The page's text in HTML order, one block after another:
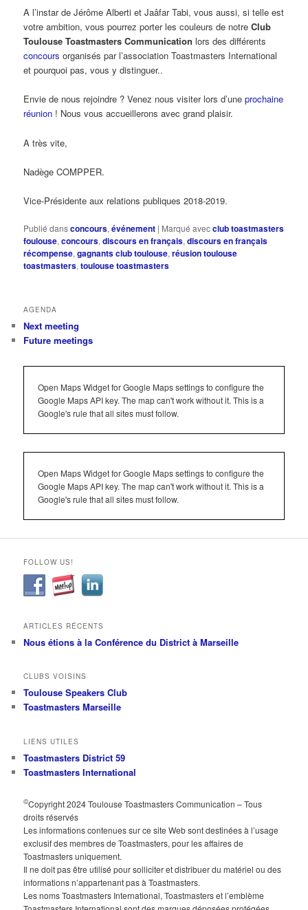
A l’instar de Jérôme Alberti et Jaâfar Tabi, vous aussi, si telle est
votre ambition, vous pourrez porter les couleurs de notreClub
Toulouse Toastmasters Communication lors des différents
concours organisés par l’association Toastmasters International
et pourquoi pas, vous y distinguer..
Envie de nous rejoindre ? Venez nous visiter lors d’uneprochaine
réunion ! Nous vous accueillerons avec grand plaisir.
A très vite,
Nadège COMPPER.
Vice-Présidente aux relations publiques 2018-2019.
Publié dansconcours,événement | Marqué avecclub toastmasters
foulouse,concours,discours en français,discours en français
récompense,gagnants club toulouse,réusion toulouse
toastmasters,toulouse toastmasters
AGENDA
Next meeting
Future meetings
Open Maps Widget for Google Maps settings to configure the
Google Maps API key. The map can't work without it. This is a
Google's rule that all sites must follow.
Open Maps Widget for Google Maps settings to configure the
Google Maps API key. The map can't work without it. This is a
Google's rule that all sites must follow.
FOLLOW US!
ARTICLES RÉCENTS
Nous étions à la Conférence du District à Marseille
CLUBS VOISINS
Toulouse Speakers Club
Toastmasters Marseille
LIENS UTILES
Toastmasters District 59
Toastmasters International
©Copyright 2024 Toulouse Toastmasters Communication – Tous
droits réservés
Les informations contenues sur ce site Web sont destinées à l’usage
exclusif des membres de Toastmasters, pour les affaires de
Toastmasters uniquement.
Il ne doit pas être utilisé pour solliciter et distribuer du matériel ou des
informations n’appartenant pas à Toastmasters.
Les noms Toastmasters International, Toastmasters et l’emblème